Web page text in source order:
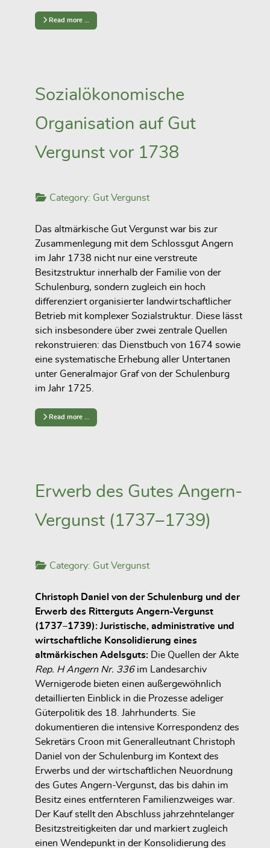
Read more …
Sozialökonomische
Organisation auf Gut
Vergunst vor 1738
Category: Gut Vergunst
Das altmärkische Gut Vergunst war bis zur
Zusammenlegung mit dem Schlossgut Angern
im Jahr 1738 nicht nur eine verstreute
Besitzstruktur innerhalb der Familie von der
Schulenburg, sondern zugleich ein hoch
differenziert organisierter landwirtschaftlicher
Betrieb mit komplexer Sozialstruktur. Diese lässt
sich insbesondere über zwei zentrale Quellen
rekonstruieren: das Dienstbuch von 1674 sowie
eine systematische Erhebung aller Untertanen
unter Generalmajor Graf von der Schulenburg
im Jahr 1725.
Read more …
Erwerb des Gutes Angern-
Vergunst (1737–1739)
Category: Gut Vergunst
Christoph Daniel von der Schulenburg und der
Erwerb des Ritterguts Angern-Vergunst
(1737–1739): Juristische, administrative und
wirtschaftliche Konsolidierung eines
altmärkischen Adelsguts: Die Quellen der Akte
Rep. H Angern Nr. 336im Landesarchiv
Wernigerode bieten einen außergewöhnlich
detaillierten Einblick in die Prozesse adeliger
Güterpolitik des 18. Jahrhunderts. Sie
dokumentieren die intensive Korrespondenz des
Sekretärs Croon mit Generalleutnant Christoph
Daniel von der Schulenburg im Kontext des
Erwerbs und der wirtschaftlichen Neuordnung
des Gutes Angern-Vergunst, das bis dahin im
Besitz eines entfernteren Familienzweiges war.
Der Kauf stellt den Abschluss jahrzehntelanger
Besitzstreitigkeiten dar und markiert zugleich
einen Wendepunkt in der Konsolidierung des